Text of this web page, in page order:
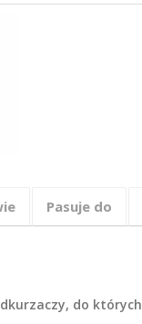
Pasuje do
do